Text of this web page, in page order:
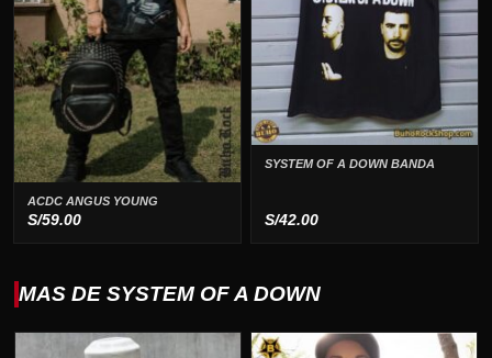
ACDC ANGUS YOUNG
S/59.00
SYSTEM OF A DOWN BANDA
S/42.00
MAS DE SYSTEM OF A DOWN